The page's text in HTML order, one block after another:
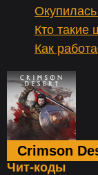
Кто такие
Как
Crimson
Чит-коды